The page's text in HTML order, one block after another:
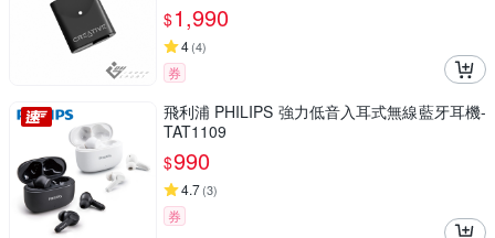
$1,990
4(4)
券
飛利浦 PHILIPS 強力低音入耳式無線藍牙耳機-
TAT1109
$990
4.7(3)
券